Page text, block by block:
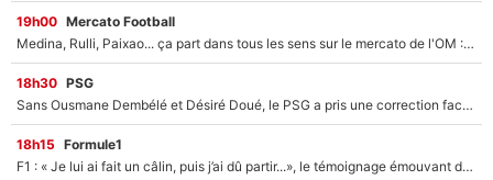
19h00 Mercato Football
Medina, Rulli, Paixao... ça part dans tous les sens sur le mercato de l'OM : Frank McCourt va enfin récupérer l'argent qu'il attend ?
18h30 PSG
Sans Ousmane Dembélé et Désiré Doué, le PSG a pris une correction face à Majorque : Luis Enrique attend avec impatience des renforts !
18h15 Formule1
F1 : « Je lui ai fait un câlin, puis j’ai dû partir...», le témoignage émouvant de Max Verstappen sur sa fille